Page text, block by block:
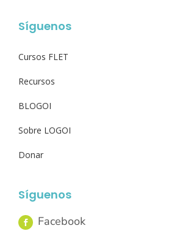
Síguenos
Cursos FLET
Recursos
BLOGOI
Sobre LOGOI
Donar
Síguenos